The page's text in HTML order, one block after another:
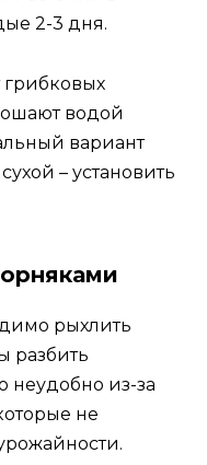
2-3 дня.
грибковых
водой
вариант
– установить
рыхлить
разбить
неудобно из-за
не